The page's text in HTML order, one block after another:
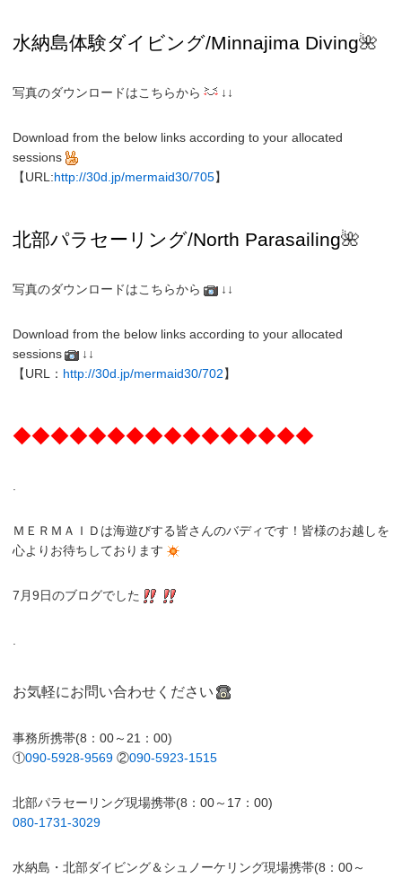
水納島体験ダイビング/Minnajima Diving🌺
写真のダウンロードはこちらから ↓↓
Download from the below links according to your allocated
sessions
【URL:http://30d.jp/mermaid30/705】
北部パラセーリング/North Parasailing🌺
写真のダウンロードはこちらから ↓↓
Download from the below links according to your allocated
sessions
↓↓
【URL： http://30d.jp/mermaid30/702】
◆◆◆◆◆◆◆◆◆◆◆◆◆◆◆◆
ＭＥＲＭＡＩＤは海遊びする皆さんのバディです！皆様のお越しを
心よりお待ちしております
7月9日のブログでした
お気軽にお問い合わせください
事務所携帯(8：00～21：00)
①090-5928-9569 ②090-5923-1515
北部パラセーリング現場携帯(8：00～17：00)
080-1731-3029
水納島・北部ダイビング＆シュノーケリング現場携帯(8：00～